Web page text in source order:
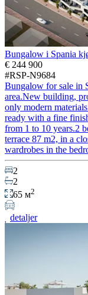
Bungalow i Spania
€ 244 900
#RSP-N9684
Bungalow for sale in
area.New building,
only modern
ready with a fine
from 1 to 10 years.2
terrace 87 m2, in a
wardrobes in the
2
2
65 м2
detaljer